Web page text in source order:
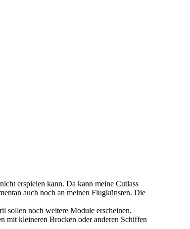
erspielen kann. Da kann meine Cutlass
auch noch an meinen Flugkünsten. Die
sollen noch weitere Module erscheinen.
mit kleineren Brocken oder anderen Schiffen